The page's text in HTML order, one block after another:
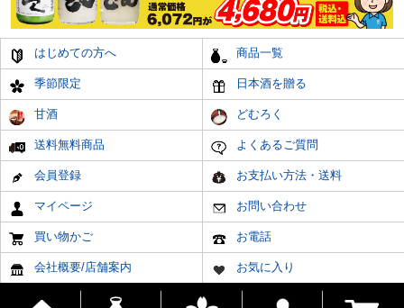
はじめての方へ 商品一覧
季節限定 日本酒を贈る
甘酒 どむろく
送料無料商品 よくあるご質問
会員登録 お支払い方法・送料
マイページ お問い合わせ
買い物かご お電話
会社概要/店舗案内 お気に入り